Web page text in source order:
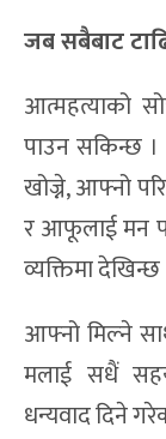
जब सबैबाट
आत्महत्याको
पाउन सकिन्छ
खोज्ने, आफ्नो
र आफूलाई मन
व्यक्तिमा देखिन्छ
आफ्नो मिल्ने
मलाई सधैं
धन्यवाद दिने